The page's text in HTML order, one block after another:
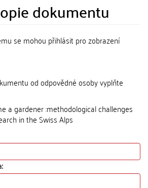
dokumentu
se mohou přihlásit pro zobrazení
od odpovědné osoby vyplňte
a gardener :methodological challenges
in the Swiss Alps